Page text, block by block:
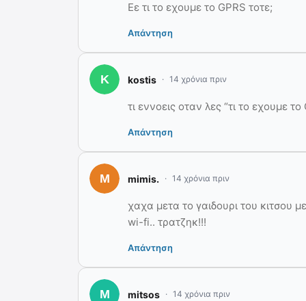
Εε τι το εχουμε το GPRS τοτε;
Απάντηση
kostis 14 χρόνια πριν
τι εννοεις οταν λες “τι το εχουμε το
Απάντηση
mimis. 14 χρόνια πριν
χαχα μετα το γαιδουρι του κιτσου
wi-fi.. τρατζηκ!!!
Απάντηση
mitsos 14 χρόνια πριν